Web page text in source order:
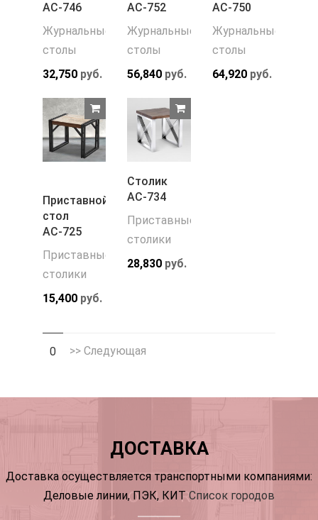
АС-746
Журнальные
столы
32,750 руб.
АС-752
Журнальные
столы
56,840 руб.
АС-750
Журнальные
столы
64,920руб.
Приставной
стол
АС-725
Приставные
столики
15,400 руб.
Столик
АС-734
Приставные
столики
28,830 руб.
0 >> Следующая
ДОСТАВКА
Доставка осуществляется транспортными компаниями:
Деловые линии, ПЭК, КИТ Список городов